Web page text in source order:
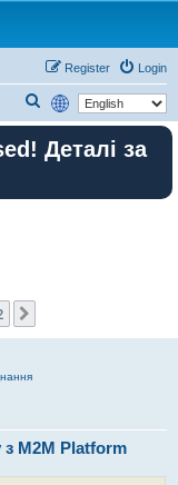
Login
Register
e
a
Деталі за
з M2M Platform